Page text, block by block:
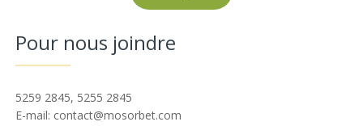
Pour nous joindre
5259 2845, 5255 2845
E-mail: contact@mosorbet.com